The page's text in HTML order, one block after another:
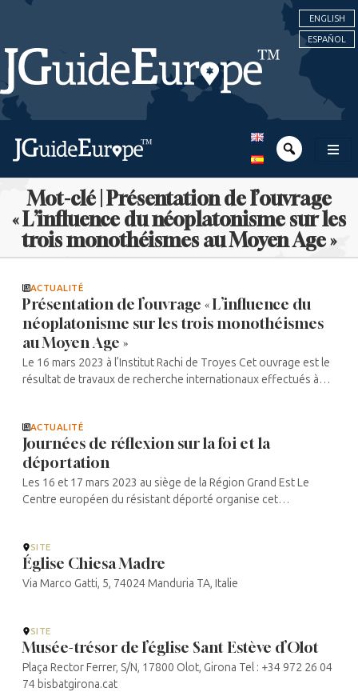
ENGLISH
ESPAÑOL
Mot-clé | Présentation de l’ouvrage
« L’influence du néoplatonisme sur les
trois monothéismes au Moyen Age »
ACTUALITÉ
Présentation de l’ouvrage « L’influence du
néoplatonisme sur les trois monothéismes
au Moyen Age »
Le 16 mars 2023 à l’Institut Rachi de Troyes Cet ouvrage est le
résultat de travaux de recherche internationaux effectués à
ACTUALITÉ
Journées de réflexion sur la foi et la
déportation
Les 16 et 17 mars 2023 au siège de la Région Grand Est Le
Centre européen du résistant déporté organise cet
SITE
Église Chiesa Madre
Via Marco Gatti, 5, 74024 Manduria TA, Italie
SITE
Musée-trésor de l’église Sant Estève d’Olot
Plaça Rector Ferrer, S/N, 17800 Olot, Girona Tel : +34 972 26 04
74 bisbatgirona.cat